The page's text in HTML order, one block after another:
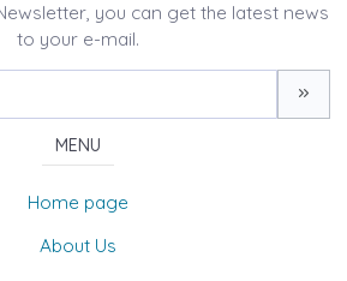
you can get the latest news
to your e-mail.
MENU
Home page
About Us